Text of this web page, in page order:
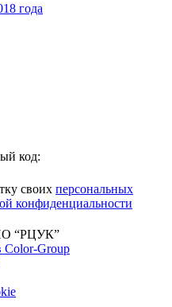
года
код:
своих персональных
конфиденциальности
“РЦУК”
Color-Group